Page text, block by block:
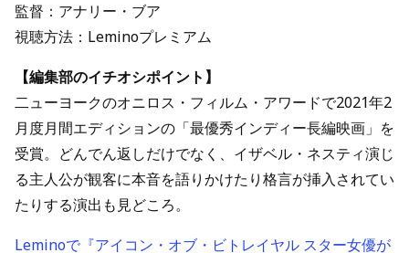
監督：アナリー・ブア
視聴方法：Leminoプレミアム
【編集部のイチオシポイント】
二ューヨークのオニロス・フィルム・アワードで2021年2
月度月間エディションの「最優秀インディー長編映画」を
受賞。どんでん返しだけでなく、イザベル・ネスティ演じ
る主人公が観客に本音を語りかけたり格言が挿入されてい
たりする演出も見どころ。
Leminoで『アイコン・オブ・ビトレイヤル スター女優が